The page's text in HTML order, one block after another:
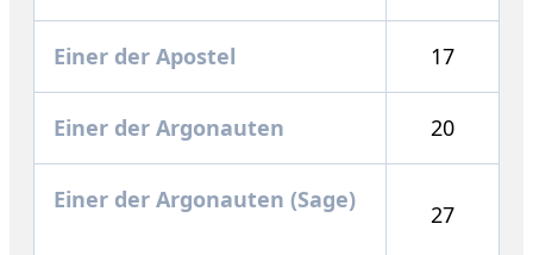
Einer der Apostel 17
Einer der Argonauten 20
Einer der Argonauten (Sage)
27